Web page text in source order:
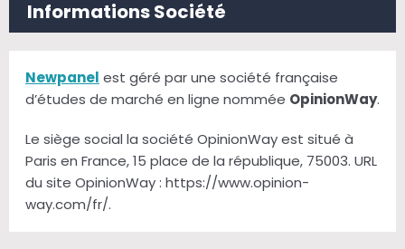
Informations Société
Newpanel est géré par une société française
d’études de marché en ligne nommée OpinionWay.
Le siège social la société OpinionWay est situé à
Paris en France, 15 place de la république, 75003. URL
du site OpinionWay : https://www.opinion-
way.com/fr/.